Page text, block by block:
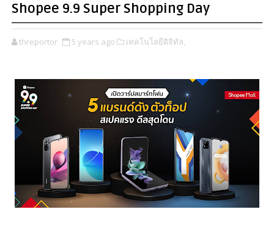
Shopee 9.9 Super Shopping Day
threportor 5 years ago เทคโนโลยีดิจิทัล,